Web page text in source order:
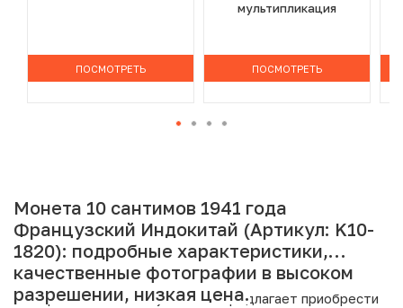
ПОСМОТРЕТЬ
мультипликация
ПОСМОТРЕТЬ
Монета 10 сантимов 1941 года
Французский Индокитай (Артикул: K10-
1820): подробные характеристики,
качественные фотографии в высоком
разрешении, низкая цена.
Интернет магазин «Нумизмат» предлагает приобрести